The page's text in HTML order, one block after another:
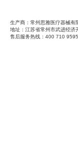
生产商 ： 常州思雅医疗器械有
地址 ： 江苏省常州市武进经济
售后服务热线 ： 400 710